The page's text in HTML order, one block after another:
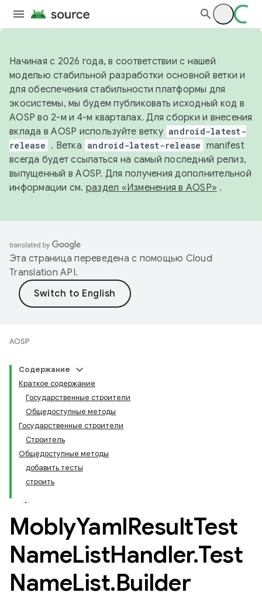
Начиная с 2026 года, в соответствии с нашей
моделью стабильной разработки основной ветки и
для обеспечения стабильности платформы для
экосистемы, мы будем публиковать исходный код в
AOSP во 2-м и 4-м кварталах. Для сборки и внесения
вклада в AOSP используйте ветку android-latest-
release . Ветка android-latest-release manifest
всегда будет ссылаться на самый последний релиз,
выпущенный в AOSP. Для получения дополнительной
информации см. раздел «Изменения в AOSP» .
Эта страница переведена с помощью Cloud
Translation API.
AOSP
Содержание
Краткое содержание
Государственные строители
Общедоступные методы
Государственные строители
Строитель
Общедоступные методы
добавить тесты
строить
MoblyYamlResultTest
NameListHandler.Test
NameList.Builder